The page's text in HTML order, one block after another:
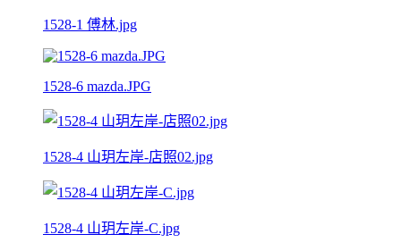
1528-1 傅林.jpg
1528-6 mazda.JPG
1528-4 山玥左岸-店照02.jpg
1528-4 山玥左岸-C.jpg